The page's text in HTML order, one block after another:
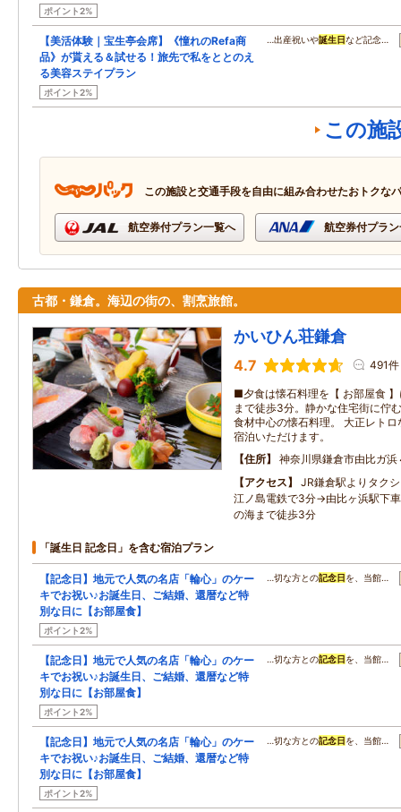
ポイント2%
【美活体験｜宝生亭会席】《憧れのRefa商
品》が貰える＆試せる！旅先で私をととのえ
る美容ステイプラン
ポイント2%
…出産祝いや誕生日など記念…
この施
この施設と交通手段を自由に組み合わせたおトクな
航空券付プラン一覧へ 航空券付プラ
古都・鎌倉。海辺の街の、割烹旅館。
かいひん荘鎌倉
4.7 491件
■夕食は懐石料理を【 お部屋食
まで徒歩3分。静かな住宅街に佇
食材中心の懐石料理。 大正レト
宿泊いただけます。
住所
神奈川県鎌倉市由比ガ浜
アクセス
JR鎌倉駅よりタク
江ノ島電鉄で3分→由比ヶ浜駅下
の海まで徒歩3分
「誕生日 記念日」を含む宿泊プラン
【記念日】地元で人気の名店「輪心」のケー
キでお祝い♪お誕生日、ご結婚、還暦など特
別な日に【お部屋食】
ポイント2%
…切な方との記念日 を、当館…
【記念日】地元で人気の名店「輪心」のケー
キでお祝い♪お誕生日、ご結婚、還暦など特
別な日に【お部屋食】
ポイント2%
…切な方との記念日 を、当館…
【記念日】地元で人気の名店「輪心」のケー
キでお祝い♪お誕生日、ご結婚、還暦など特
別な日に【お部屋食】
ポイント2%
…切な方との記念日 を、当館…